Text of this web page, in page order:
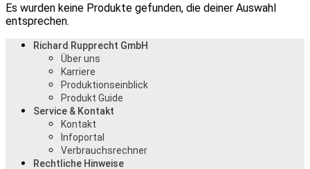
Es wurden keine Produkte gefunden, die deiner Auswahl
entsprechen.
Richard Rupprecht GmbH
Über uns
Karriere
Produktionseinblick
Produkt Guide
Service & Kontakt
Kontakt
Infoportal
Verbrauchsrechner
Rechtliche Hinweise